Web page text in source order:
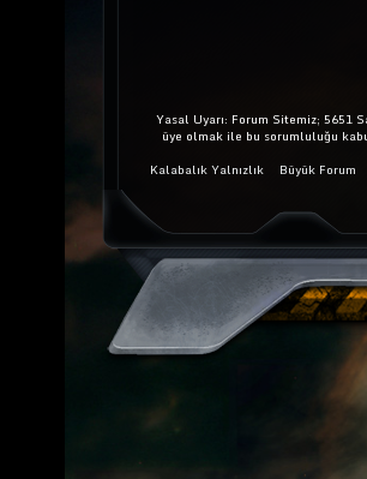
Yasal Uyarı: Forum Sitemiz; 5651
üye olmak ile bu sorumluluğu
Kalabalık Yalnızlık
Büyük Forum